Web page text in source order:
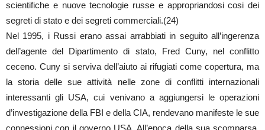
scientifiche e nuove tecnologie russe e appropriandosi cosi dei
segreti di stato e dei segreti commerciali.(24)
Nel 1995, i Russi erano assai arrabbiati in seguito all’ingerenza
dell’agente del Dipartimento di stato, Fred Cuny, nel conflitto
ceceno. Cuny si serviva dell’aiuto ai rifugiati come copertura, ma
la storia delle sue attività nelle zone di conflitti internazionali
interessanti gli USA, cui venivano a aggiungersi le operazioni
d’investigazione della FBI e della CIA, rendevano manifeste le sue
connessioni con il governo USA. All’epoca della sua scomparsa,